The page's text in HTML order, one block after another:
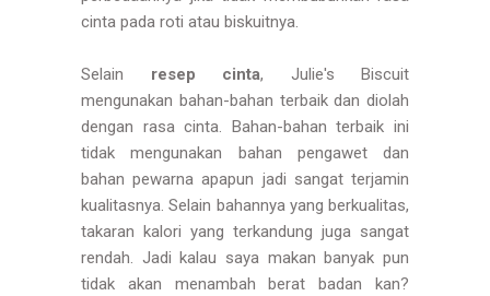
cinta pada roti atau biskuitnya.
Selain resep cinta, Julie's Biscuit
mengunakan bahan-bahan terbaik dan diolah
dengan rasa cinta. Bahan-bahan terbaik ini
tidak mengunakan bahan pengawet dan
bahan pewarna apapun jadi sangat terjamin
kualitasnya. Selain bahannya yang berkualitas,
takaran kalori yang terkandung juga sangat
rendah. Jadi kalau saya makan banyak pun
tidak akan menambah berat badan kan?